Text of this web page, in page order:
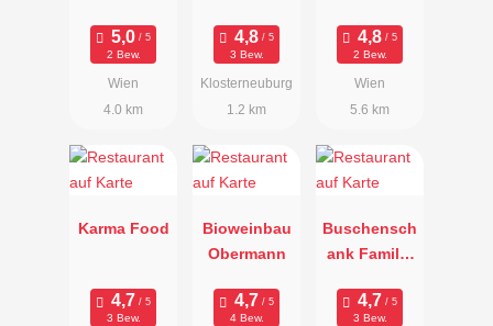
2 Bew.
Wien
4.0 km
3 Bew.
Klosterneuburg
1.2 km
2 Bew.
Wien
5.6 km
Karma Food
3 Bew.
Bioweinbau
Obermann
4 Bew.
Buschensch
ank Familie
3 Bew.